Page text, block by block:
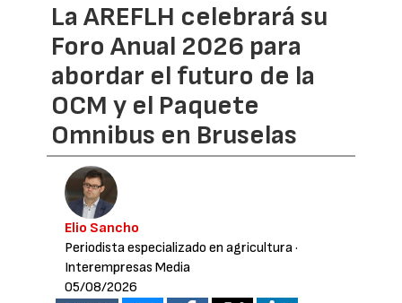
La AREFLH celebrará su
Foro Anual 2026 para
abordar el futuro de la
OCM y el Paquete
Omnibus en Bruselas
Elio Sancho
Periodista especializado en agricultura·
Interempresas Media
05/08/2026